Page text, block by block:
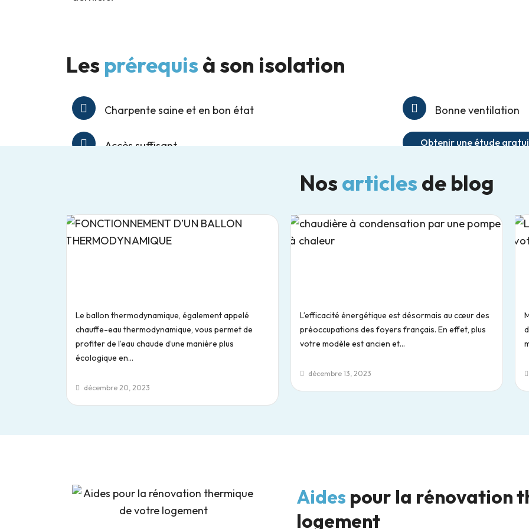
Les prérequis à son isolation
Charpente saine et en bon état
Accès suffisant
Bonne ventilation
Obtenir une étude
Nosarticles de blog
Le ballon thermodynamique, également appelé
chauffe-eau thermodynamique, vous permet de
profiter de l’eau chaude d’une manière plus
écologique en...
décembre 20, 2023
L’efficacité énergétique est désormais au cœur des
préoccupations des foyers français. En effet, plus
votre modèle est ancien et...
décembre 13, 2023
Aides pour la rénovation
logement